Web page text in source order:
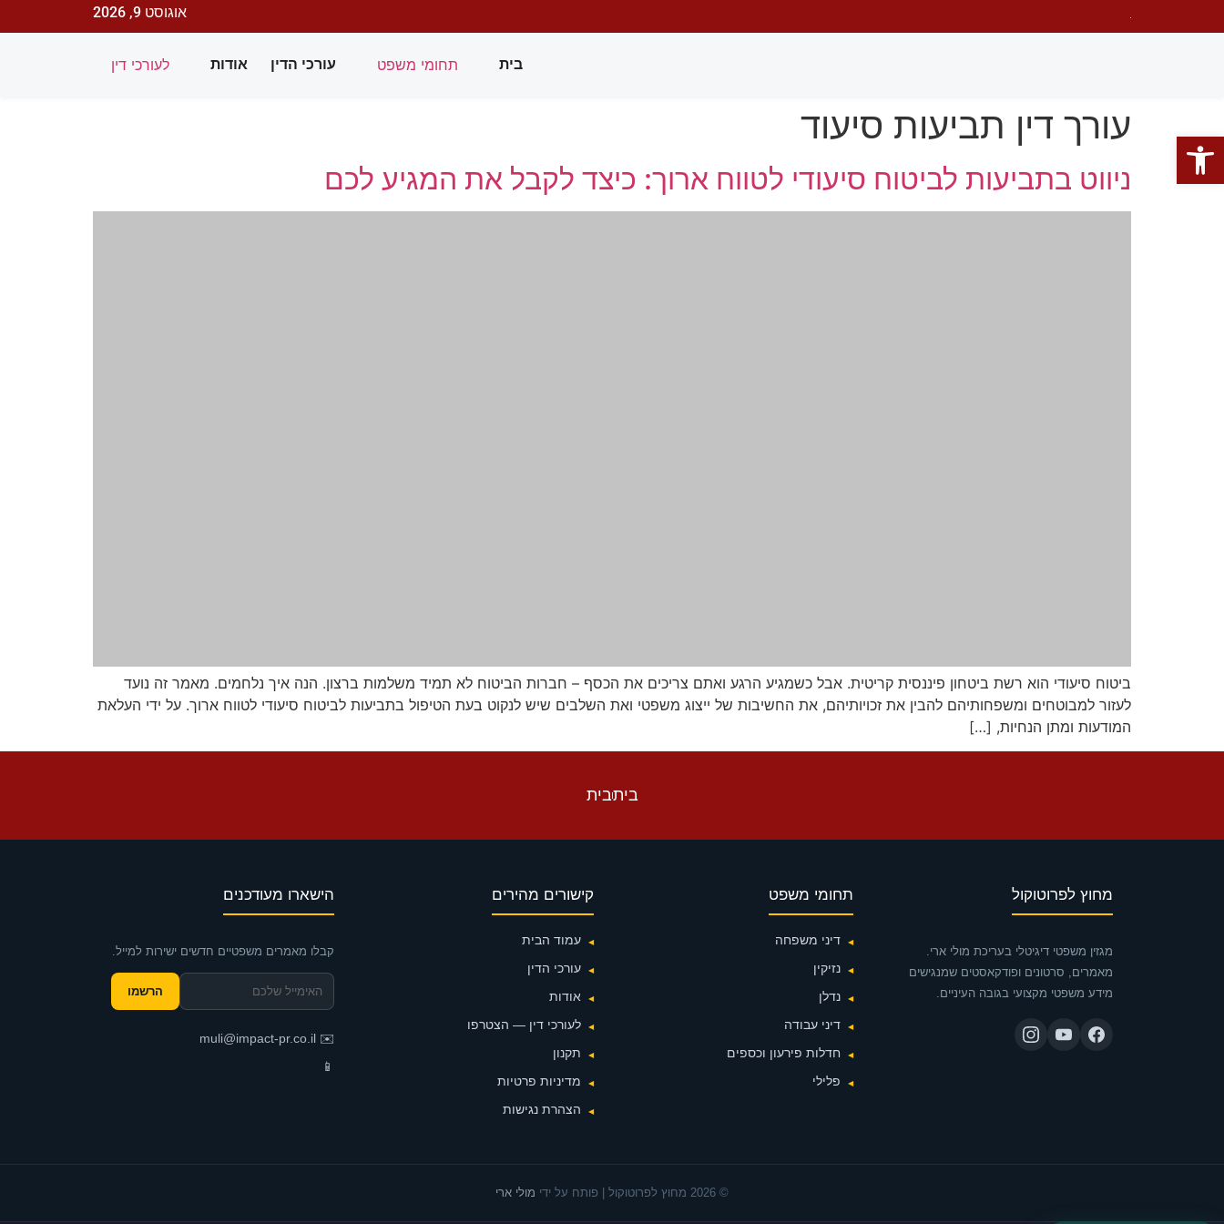
אוגוסט 9, 2026
בית תחומי משפט עורכי הדין אודות לעורכי דין
עורך דין תביעות סיעוד
ניווט בתביעות לביטוח סיעודי לטווח ארוך: כיצד לקבל את המגיע לכם
ביטוח סיעודי הוא רשת ביטחון פיננסית קריטית. אבל כשמגיע הרגע ואתם צריכים את הכסף – חברות הביטוח לא תמיד משלמות ברצון. הנה איך נלחמים. מאמר זה נועד
לעזור למבוטחים ומשפחותיהם להבין את זכויותיהם, את החשיבות של ייצוג משפטי ואת השלבים שיש לנקוט בעת הטיפול בתביעות לביטוח סיעודי לטווח ארוך. על ידי העלאת
המודעות ומתן הנחיות, […]
ביתבית
מחוץ לפרוטוקול
מגזין משפטי דיגיטלי בעריכת מולי ארי.
מאמרים, סרטונים ופודקאסטים שמנגישים
מידע משפטי מקצועי בגובה העיניים.
תחומי משפט
דיני משפחה
נזיקין
נדלן
דיני עבודה
חדלות פירעון וכספים
פלילי
קישורים מהירים
עמוד הבית
עורכי הדין
אודות
לעורכי דין — הצטרפו
תקנון
מדיניות פרטיות
הצהרת נגישות
הישארו מעודכנים
קבלו מאמרים משפטיים חדשים ישירות למייל.
הרשמו
✉️
muli@impact-pr.co.il
📱
© 2026 מחוץ לפרוטוקול | פותח על ידי מולי ארי
פתח סרגל נגישות